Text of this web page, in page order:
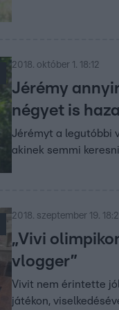
2018. október 1. 18:12
Jérémy
négyet is
Jérémyt a legutóbbi
akinek semmi
2018. szeptember 19.
„Vivi
vlogger”
Vivit nem érintette
játékon,